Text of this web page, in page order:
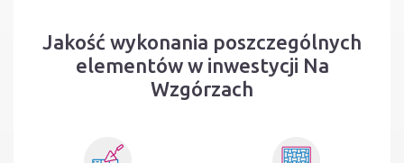
Jakość wykonania poszczególnych
elementów w inwestycji Na
Wzgórzach